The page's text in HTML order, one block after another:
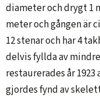
diameter och drygt 1
meter och gången är
12 stenar och har 4
delvis fyllda av
restaurerades år 1923
gjordes fynd av